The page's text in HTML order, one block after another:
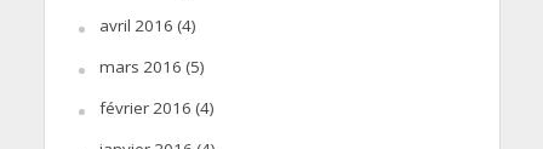
avril 2016 (4)
mars 2016 (5)
février 2016 (4)